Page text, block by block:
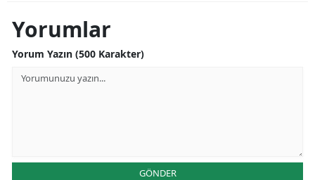
Yorumlar
Yorum Yazın (500 Karakter)
GÖNDER